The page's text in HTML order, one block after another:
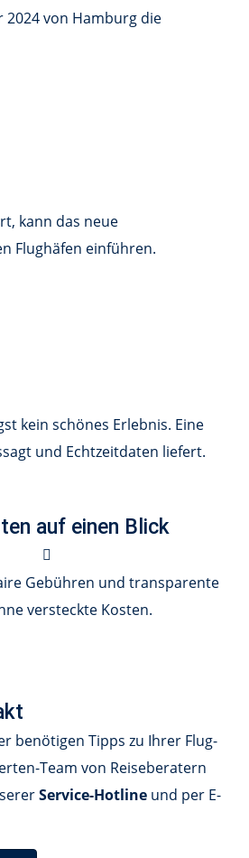
2024 von Hamburg die
kann das neue
Flughäfen einführen.
kein schönes Erlebnis. Eine
und Echtzeitdaten liefert.
auf einen Blick
Gebühren und transparente
versteckte Kosten.
benötigen Tipps zu Ihrer Flug-
Team von Reiseberatern
Service-Hotline und per E-